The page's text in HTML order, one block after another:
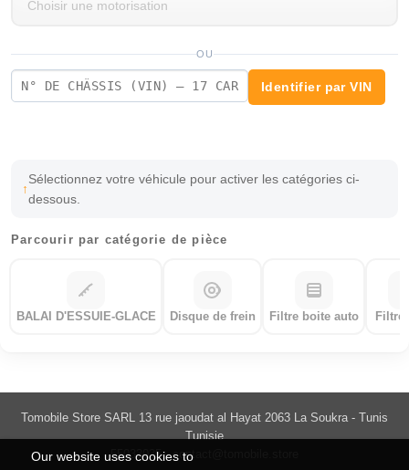
Our website uses cookies to
OU
Identifier par VIN
Sélectionnez votre véhicule pour activer les catégories ci-
dessous.
Parcourir par catégorie de pièce
BALAI D'ESSUIE-GLACE Disque de frein Filtre boite auto
Tomobile Store SARL 13 rue jaoudat al Hayat 2063 La Soukra - Tunis
Tunisie
55033035 -contact@tomobile.store